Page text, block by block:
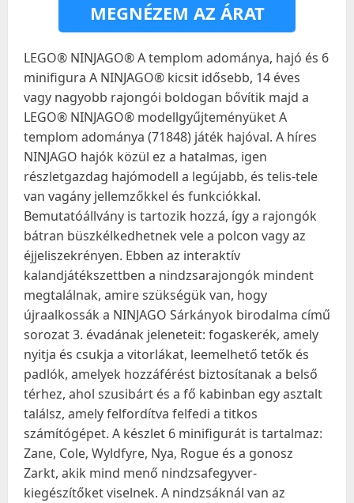
MEGNÉZEM AZ ÁRAT
LEGO® NINJAGO® A templom adománya, hajó és 6
minifigura A NINJAGO® kicsit idősebb, 14 éves
vagy nagyobb rajongói boldogan bővítik majd a
LEGO® NINJAGO® modellgyűjteményüket A
templom adománya (71848) játék hajóval. A híres
NINJAGO hajók közül ez a hatalmas, igen
részletgazdag hajómodell a legújabb, és telis-tele
van vagány jellemzőkkel és funkciókkal.
Bemutatóállvány is tartozik hozzá, így a rajongók
bátran büszkélkedhetnek vele a polcon vagy az
éjjeliszekrényen. Ebben az interaktív
kalandjátékszettben a nindzsarajongók mindent
megtalálnak, amire szükségük van, hogy
újraalkossák a NINJAGO Sárkányok birodalma című
sorozat 3. évadának jeleneteit: fogaskerék, amely
nyitja és csukja a vitorlákat, leemelhető tetők és
padlók, amelyek hozzáférést biztosítanak a belső
térhez, ahol szusibárt és a fő kabinban egy asztalt
találsz, amely felfordítva felfedi a titkos
számítógépet. A készlet 6 minifigurát is tartalmaz:
Zane, Cole, Wyldfyre, Nya, Rogue és a gonosz
Zarkt, akik mind menő nindzsafegyver-
kiegészítőket viselnek. A nindzsáknál van az